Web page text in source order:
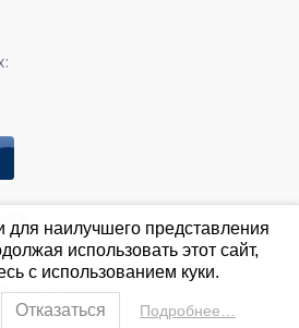
для наилучшего представления
использовать этот сайт,
с использованием куки.
Отказаться Подробнее…